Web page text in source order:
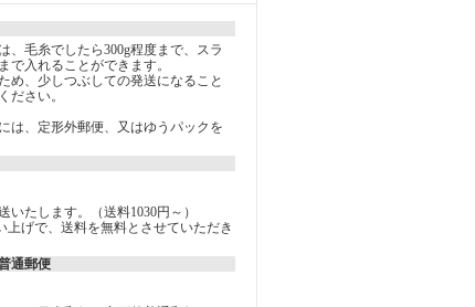
、毛糸でしたら300g程度まで、スラ
で入れることができます。
め、少しつぶしての発送になること
ださい。
は、定形外郵便、又はゆうパックを
いたします。（送料1030円～）
上げで、送料を無料とさせていただき
通郵便